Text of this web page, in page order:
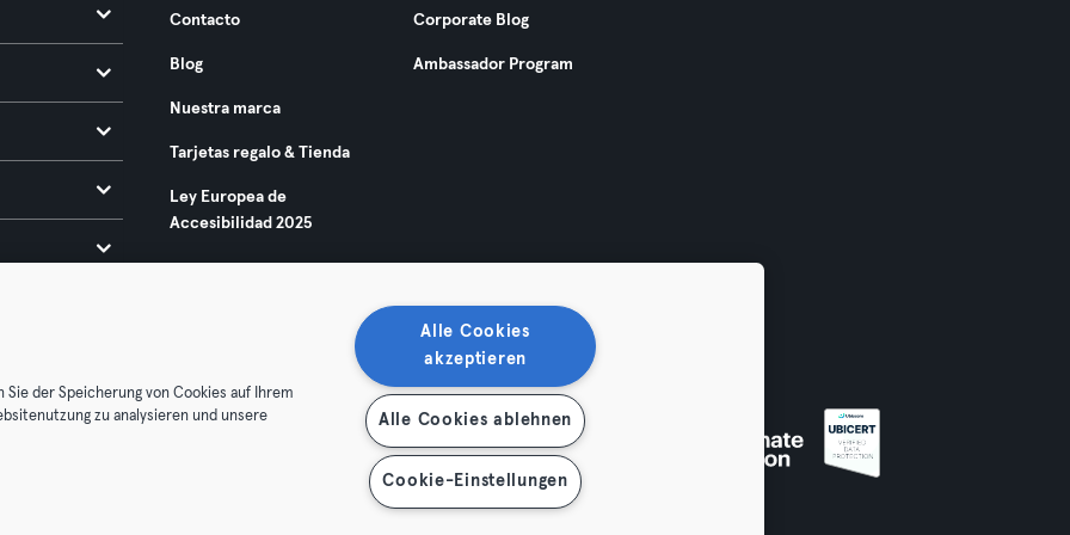
Contacto
Blog
Nuestra marca
Tarjetas regalo & Tienda
Ley Europea de
Accesibilidad 2025
Corporate Blog
Ambassador Program
Rescindir contratos aquí
der Speicherung von Cookies auf Ihrem
zu analysieren und unsere
Alle Cookies
akzeptieren
Alle Cookies ablehnen
Cookie-Einstellungen